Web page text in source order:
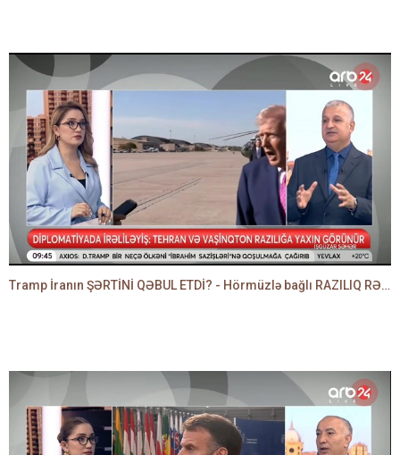
Tramp İranın ŞƏRTİNİ QƏBUL ETDİ? - Hörmüzlə bağlı RAZILIQ RƏSMƏN AÇIQLANIR -BAKİR HƏDƏNBƏYLİ danışır